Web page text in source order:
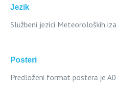
Jezik
Službeni jezici Meteoroloških
Posteri
Predloženi format postera je